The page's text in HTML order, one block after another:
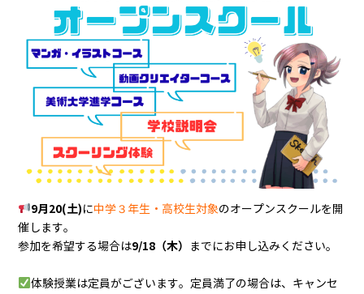
9月20(土)に中学３年生・高校生対象のオープンスクールを開
催します。
参加を希望する場合は9/18（木） までにお申し込みください。
体験授業は定員がございます。定員満了の場合は、キャンセ